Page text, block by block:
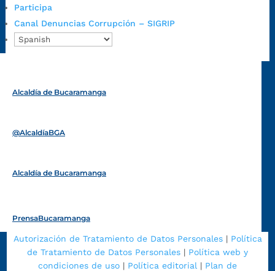
Participa
Canal Denuncias Corrupción – SIGRIP
Radique aquí su queja disciplinaria:
https://www.bucaramanga.gov.co/gobierno-ciudadanos-
1/secretarias/oficina-de-control-interno-disciplinario/
Alcaldía de Bucaramanga
@AlcaldíaBGA
Alcaldía de Bucaramanga
PrensaBucaramanga
Autorización de Tratamiento de Datos Personales| Política
de Tratamiento de Datos Personales | Política web y
condiciones de uso | Política editorial | Plan de